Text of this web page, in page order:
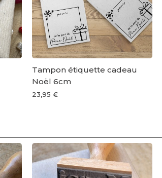
Tampon étiquette cadeau
Noël 6cm
23,95 €